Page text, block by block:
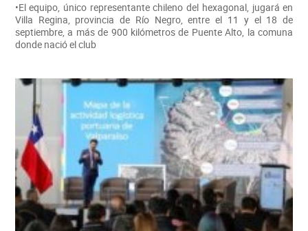
•El equipo, único representante chileno del hexagonal, jugará en
Villa Regina, provincia de Río Negro, entre el 11 y el 18 de
septiembre, a más de 900 kilómetros de Puente Alto, la comuna
donde nació el club